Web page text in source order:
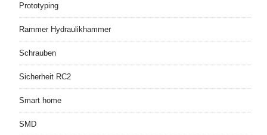
Prototyping
Rammer Hydraulikhammer
Schrauben
Sicherheit RC2
Smart home
SMD